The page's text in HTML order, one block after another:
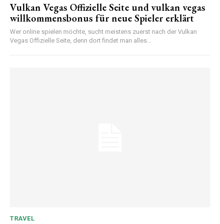
Vulkan Vegas Offizielle Seite und vulkan vegas
willkommensbonus für neue Spieler erklärt
Wer online spielen möchte, sucht meistens zuerst nach der Vulkan
Vegas Offizielle Seite, denn dort findet man alles...
TRAVEL